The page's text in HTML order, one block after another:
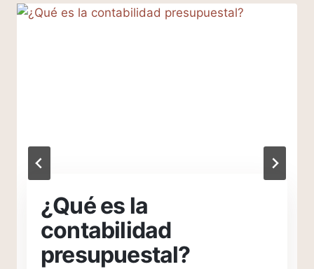
¿Qué es la
contabilidad
presupuestal?